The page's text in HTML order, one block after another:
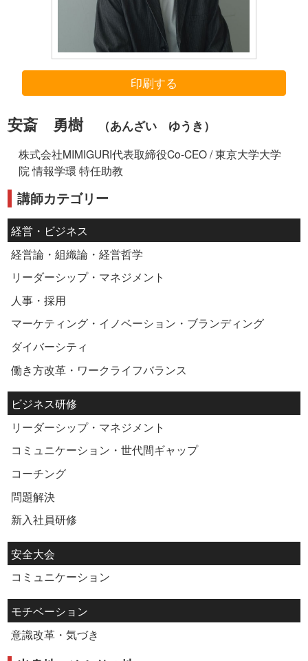
印刷する
安斎 勇樹 （あんざい ゆうき）
株式会社MIMIGURI代表取締役Co-CEO / 東京大学大学
院 情報学環 特任助教
講師カテゴリー
経営・ビジネス
経営論・組織論・経営哲学
リーダーシップ・マネジメント
人事・採用
マーケティング・イノベーション・ブランディング
ダイバーシティ
働き方改革・ワークライフバランス
ビジネス研修
リーダーシップ・マネジメント
コミュニケーション・世代間ギャップ
コーチング
問題解決
新入社員研修
安全大会
コミュニケーション
モチベーション
意識改革・気づき